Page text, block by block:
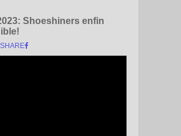
Shoeshiners enfin
SHARE